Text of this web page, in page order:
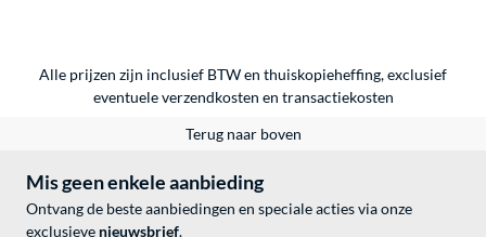
Alle prijzen zijn inclusief BTW en thuiskopieheffing, exclusief
eventueleverzendkosten en transactiekosten
Terug naar boven
Mis geen enkele aanbieding
Ontvang de beste aanbiedingen en speciale acties via onze
exclusieve nieuwsbrief.